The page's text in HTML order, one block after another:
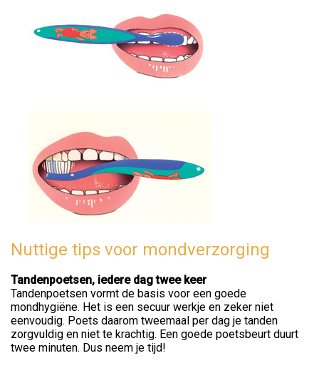
Nuttige tips voor mondverzorging
Tandenpoetsen, iedere dag twee keer
Tandenpoetsen vormt de basis voor een goede
mondhygiëne. Het is een secuur werkje en zeker niet
eenvoudig. Poets daarom tweemaal per dag je tanden
zorgvuldig en niet te krachtig. Een goede poetsbeurt duurt
twee minuten. Dus neem je tijd!